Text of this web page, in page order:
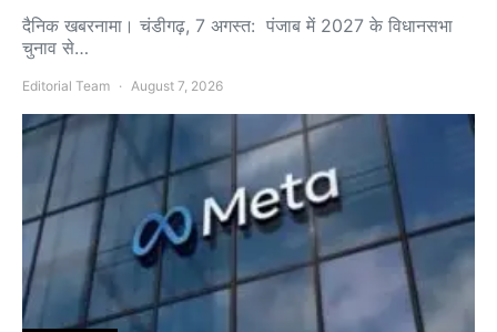
दैनिक खबरनामा। चंडीगढ़, 7 अगस्त: पंजाब में 2027 के विधानसभा
चुनाव से…
Editorial Team August 7, 2026